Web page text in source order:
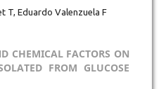
T, Eduardo Valenzuela F
CHEMICAL FACTORS ON
FROM GLUCOSE